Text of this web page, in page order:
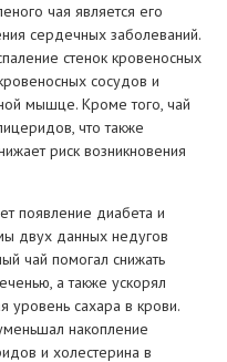
чая является его
сердечных заболеваний.
стенок кровеносных
сосудов и
мышце. Кроме того, чай
что также
риск возникновения
появление диабета и
двух данных недугов
чай помогал снижать
а также ускорял
уровень сахара в крови.
накопление
и холестерина в